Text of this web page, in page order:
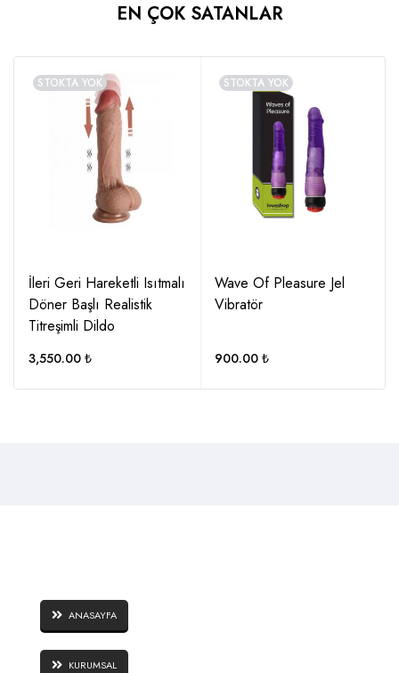
EN ÇOK SATANLAR
STOKTA YOK
İleri Geri Hareketli Isıtmalı
Döner Başlı Realistik
Titreşimli Dildo
3,550.00 ₺
STOKTA YOK
Wave Of Pleasure Jel
Vibratör
900.00 ₺
ANASAYFA
KURUMSAL